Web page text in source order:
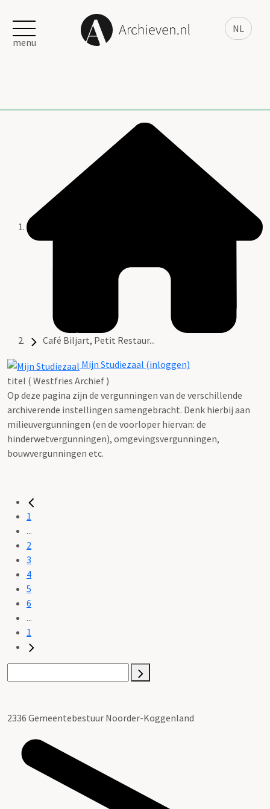
NL
menu
Café Biljart, Petit Restaur...
Mijn Studiezaal (inloggen)
titel ( Westfries Archief )
Op deze pagina zijn de vergunningen van de verschillende
archiverende instellingen samengebracht. Denk hierbij aan
milieuvergunningen (en de voorloper hiervan: de
hinderwetvergunningen), omgevingsvergunningen,
bouwvergunningen etc.
1
...
2
3
4
5
6
...
1
2336 Gemeentebestuur Noorder-Koggenland